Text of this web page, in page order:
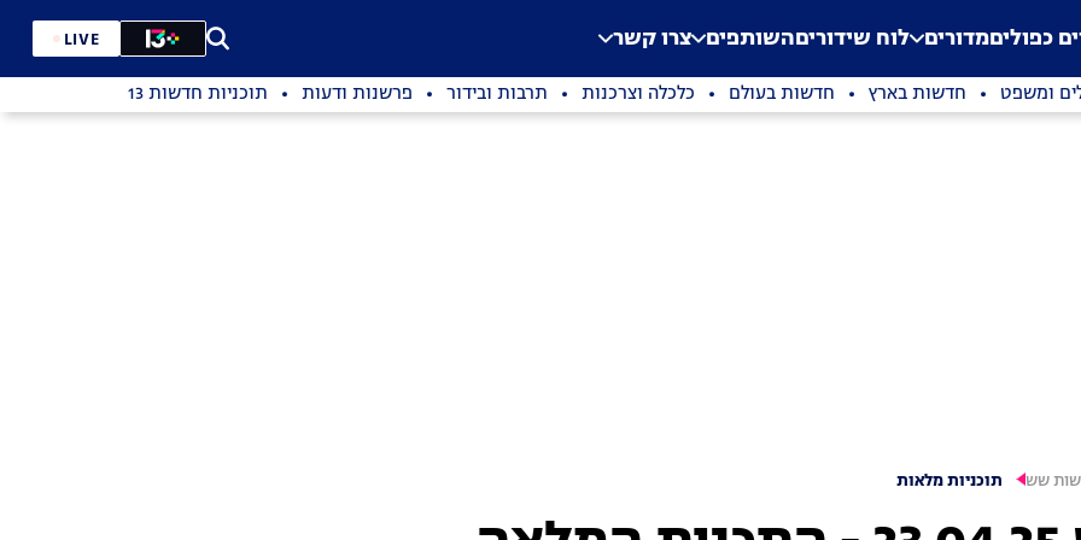
Application error: a
. כפוליםמדורים לוח שידוריםהשותפים צרו קשר LIVE
ומשפט חדשות בארץ חדשות בעולם כלכלה וצרכנות תרבות ובידור פרשנות ודעות תוכניות חדשות 13
שש תוכניות מלאות